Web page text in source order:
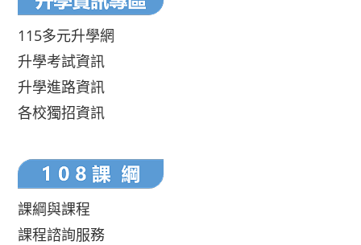
115多元升學網
升學考試資訊
升學進路資訊
各校獨招資訊
課綱與課程
課程諮詢服務